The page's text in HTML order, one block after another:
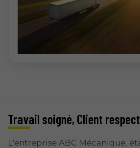
Travail soigné, Client
L'entreprise ABC Mécanique,